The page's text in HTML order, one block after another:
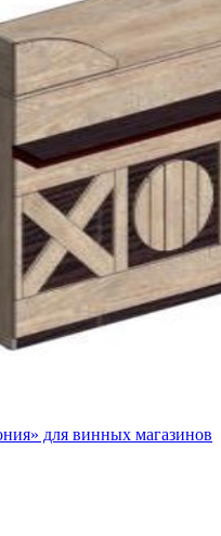
для винных магазинов